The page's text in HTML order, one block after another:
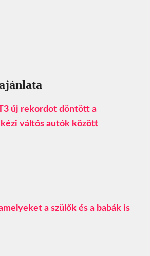
új rekordot döntött a
váltós autók között
a szülők és a babák is